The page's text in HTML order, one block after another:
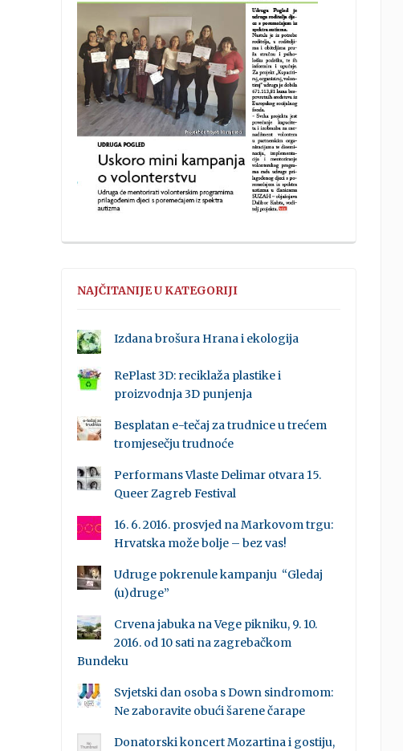
NAJČITANIJE U KATEGORIJI
Izdana brošura Hrana i ekologija
RePlast 3D: reciklaža plastike i
proizvodnja 3D punjenja
Besplatan e-tečaj za trudnice u trećem
tromjesečju trudnoće
Performans Vlaste Delimar otvara 15.
Queer Zagreb Festival
16. 6. 2016. prosvjed na Markovom trgu:
Hrvatska može bolje – bez vas!
Udruge pokrenule kampanju “Gledaj
(u)druge”
Crvena jabuka na Vege pikniku, 9. 10.
2016. od 10 sati na zagrebačkom
Bundeku
Svjetski dan osoba s Down sindromom:
Ne zaboravite obući šarene čarape
Donatorski koncert Mozartina i gostiju,